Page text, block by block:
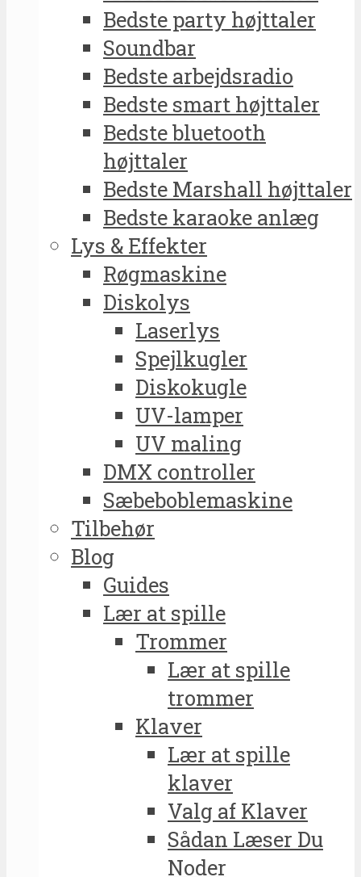
Bedste party højttaler
Soundbar
Bedste arbejdsradio
Bedste smart højttaler
Bedste bluetooth
højttaler
Bedste Marshall højttaler
Bedste karaoke anlæg
Lys & Effekter
Røgmaskine
Diskolys
Laserlys
Spejlkugler
Diskokugle
UV-lamper
UV maling
DMX controller
Sæbeboblemaskine
Tilbehør
Blog
Guides
Lær at spille
Trommer
Lær at spille
trommer
Klaver
Lær at spille
klaver
Valg af Klaver
Sådan Læser Du
Noder